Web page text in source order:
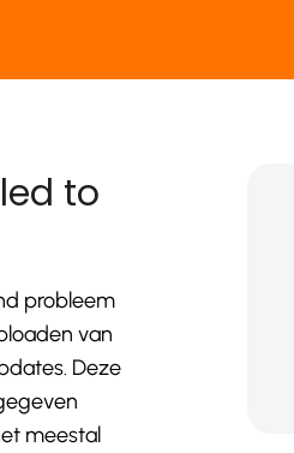
to
probleem
van
Deze
meestal